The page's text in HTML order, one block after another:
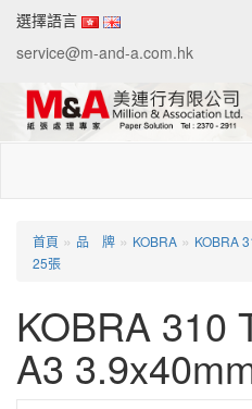
選擇語言
service@m-and-a.com.hk
首頁 » 品 牌 » KOBRA » KOBRA
25張
KOBRA 310
A3